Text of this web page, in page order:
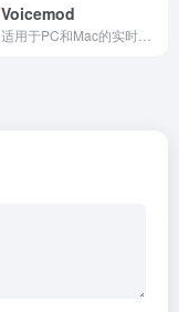
Voicemod